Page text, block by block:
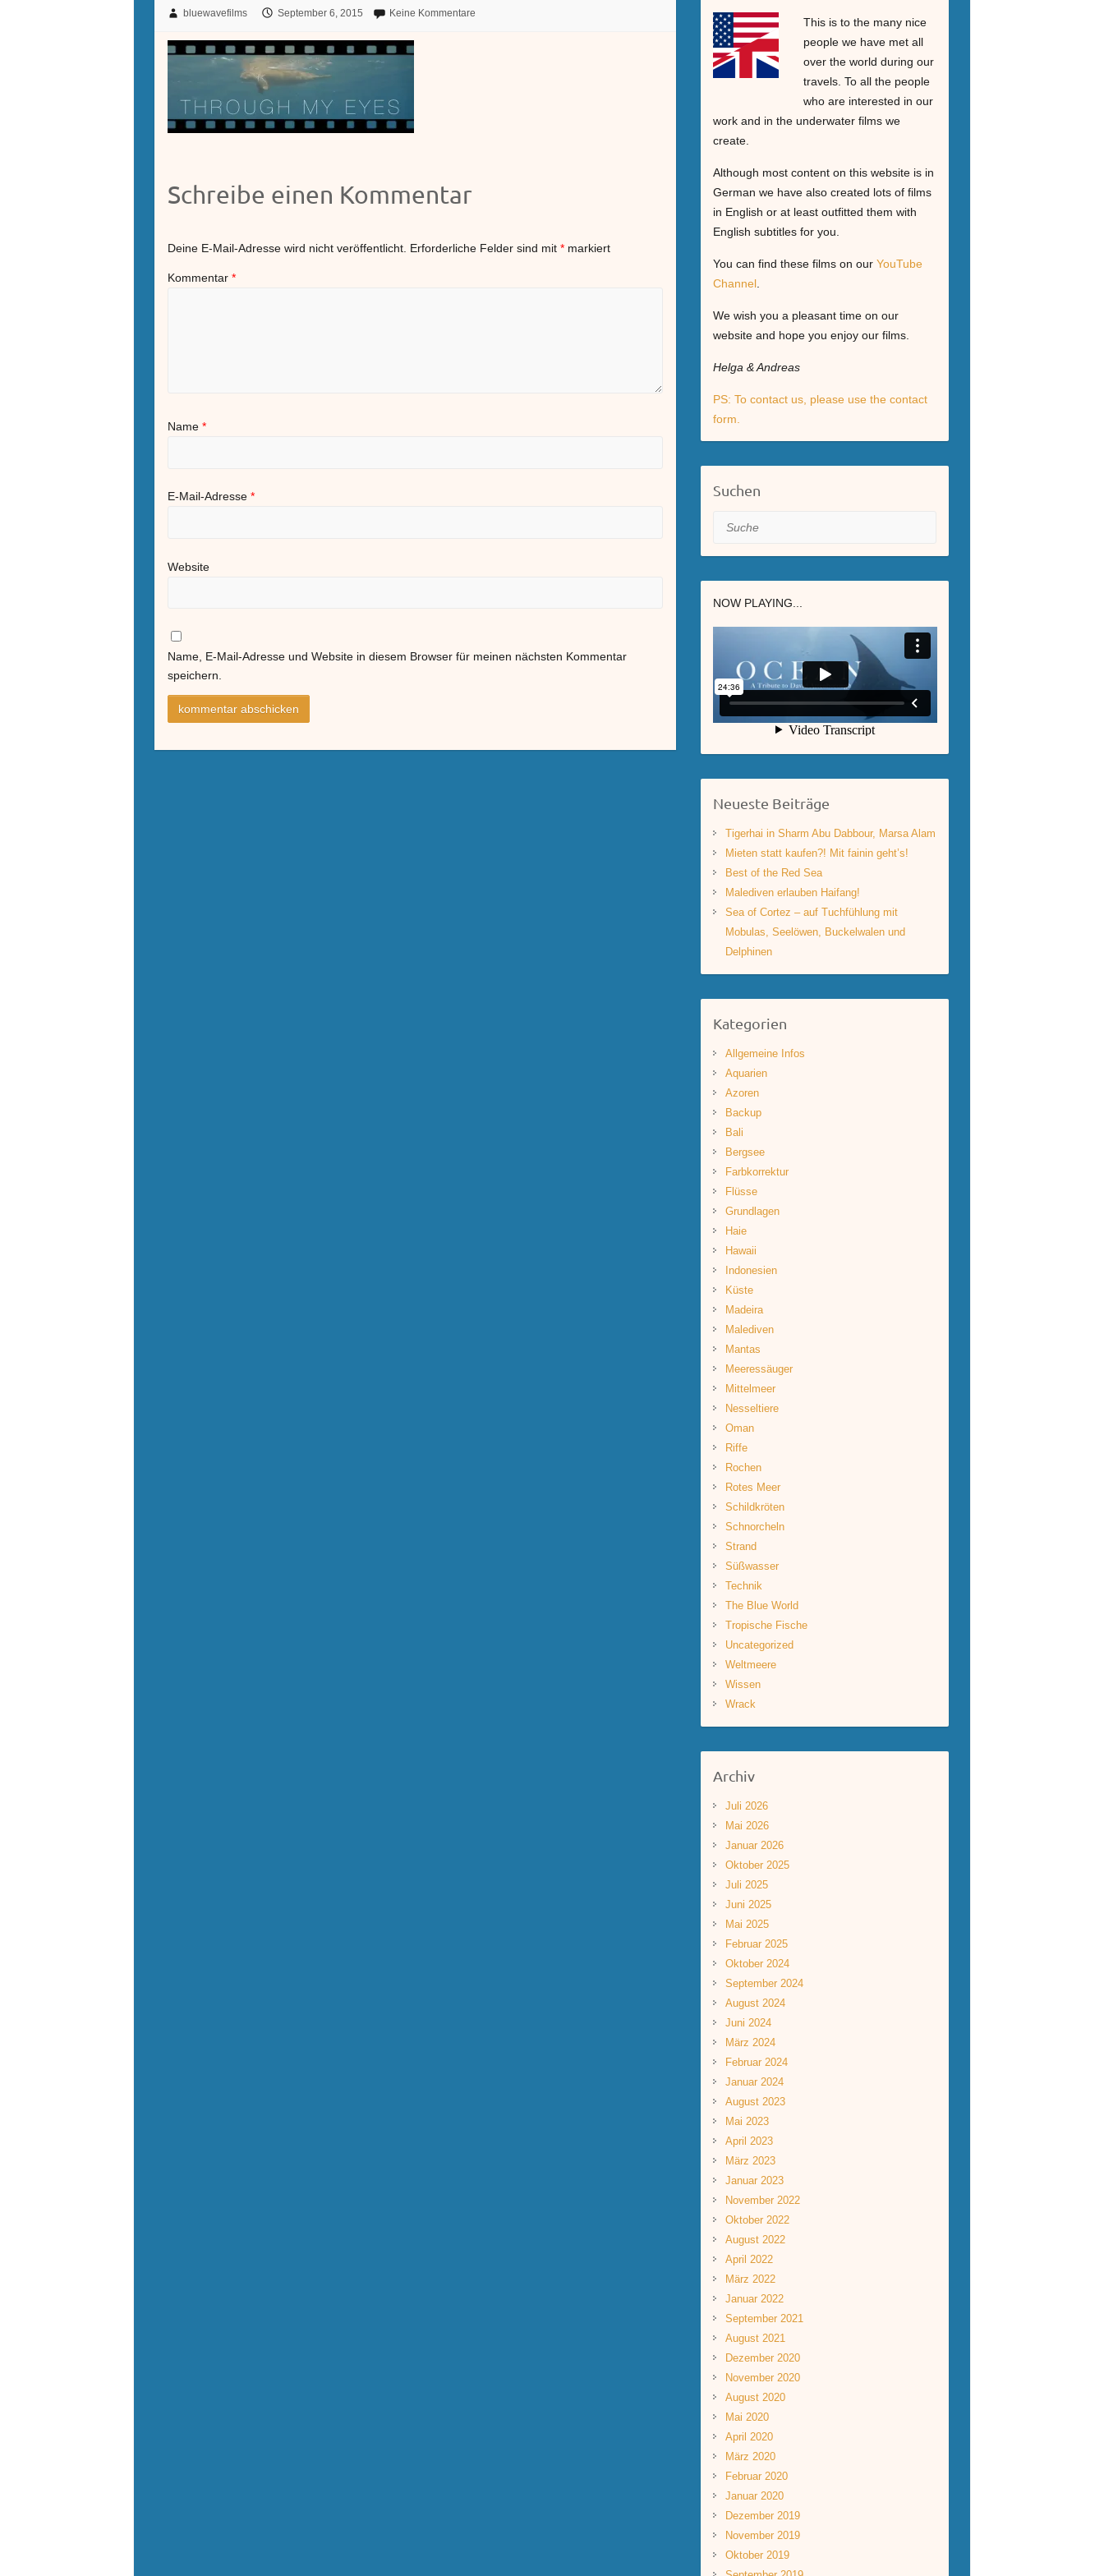
bluewavefilms September 6, 2015 Keine Kommentare
Schreibe einen Kommentar
Deine E-Mail-Adresse wird nicht veröffentlicht. Erforderliche Felder sind mit* markiert
Kommentar*
Name*
E-Mail-Adresse*
Website
Name, E-Mail-Adresse und Website in diesem Browser für meinen nächsten Kommentar
speichern.
This is to the many nice
people we have met all
over the world during our
travels. To all the people
who are interested in our
work and in the underwater films we
create.
Although most content on this website is in
German we have also created lots of films
in English or at least outfitted them with
English subtitles for you.
You can find these films on our YouTube
Channel.
We wish you a pleasant time on our
website and hope you enjoy our films.
Helga & Andreas
PS: To contact us, please use the contact
form.
Suchen
Suche
NOW PLAYING...
Neueste Beiträge
Tigerhai in Sharm Abu Dabbour, Marsa Alam
Mieten statt kaufen?! Mit fainin geht’s!
Best of the Red Sea
Malediven erlauben Haifang!
Sea of Cortez – auf Tuchfühlung mit
Mobulas, Seelöwen, Buckelwalen und
Delphinen
Kategorien
Allgemeine Infos
Aquarien
Azoren
Backup
Bali
Bergsee
Farbkorrektur
Flüsse
Grundlagen
Haie
Hawaii
Indonesien
Küste
Madeira
Malediven
Mantas
Meeressäuger
Mittelmeer
Nesseltiere
Oman
Riffe
Rochen
Rotes Meer
Schildkröten
Schnorcheln
Strand
Süßwasser
Technik
The Blue World
Tropische Fische
Uncategorized
Weltmeere
Wissen
Wrack
Archiv
Juli 2026
Mai 2026
Januar 2026
Oktober 2025
Juli 2025
Juni 2025
Mai 2025
Februar 2025
Oktober 2024
September 2024
August 2024
Juni 2024
März 2024
Februar 2024
Januar 2024
August 2023
Mai 2023
April 2023
März 2023
Januar 2023
November 2022
Oktober 2022
August 2022
April 2022
März 2022
Januar 2022
September 2021
August 2021
Dezember 2020
November 2020
August 2020
Mai 2020
April 2020
März 2020
Februar 2020
Januar 2020
Dezember 2019
November 2019
Oktober 2019